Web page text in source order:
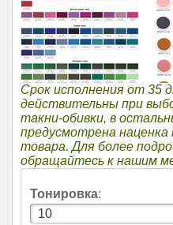
Срок исполнения от 35
действительны при
такни-обивки, в
предусмотрена
товара. Для более
обращайтесь к нашим
Тонировка: